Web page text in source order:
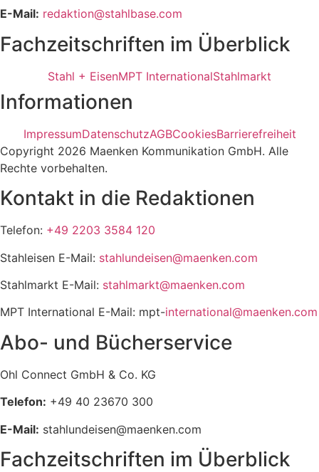
E-Mail: redaktion@stahlbase.com
Fachzeitschriften im Überblick
Stahl + EisenMPT InternationalStahlmarkt
Informationen
ImpressumDatenschutzAGBCookiesBarrierefreiheit
Copyright 2026 Maenken Kommunikation GmbH. Alle
Rechte vorbehalten.
Kontakt in die Redaktionen
Telefon: +49 2203 3584 120
Stahleisen E-Mail: stahlundeisen@maenken.com
Stahlmarkt E-Mail: stahlmarkt@maenken.com
MPT International E-Mail: mpt-international@maenken.com
Abo- und Bücherservice
Ohl Connect GmbH & Co. KG
Telefon: +49 40 23670 300
E-Mail: stahlundeisen@maenken.com
Fachzeitschriften im Überblick